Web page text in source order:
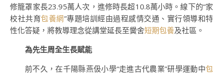
修籠罩家長23.95萬人次，進修時長超10.8萬小時。線下的“家
校社共育包養網”專題培訓經由過程感情交通、實行領導和特
性化答疑，將教導理念從講堂延長至黌舍短期包養及社區。
為先生周全生長賦能
前不久，在千陽縣燕伋小學“走進古代農業”研學運動中包